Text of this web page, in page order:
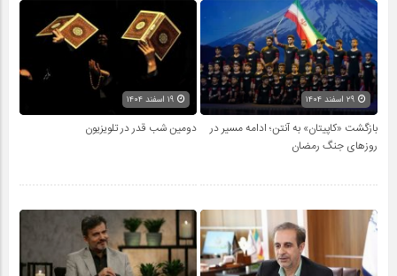
بازگشت «کاپیتان» به آنتن؛ ادامه مسیر در
روزهای جنگ رمضان
دومین شب قدر در تلویزیون